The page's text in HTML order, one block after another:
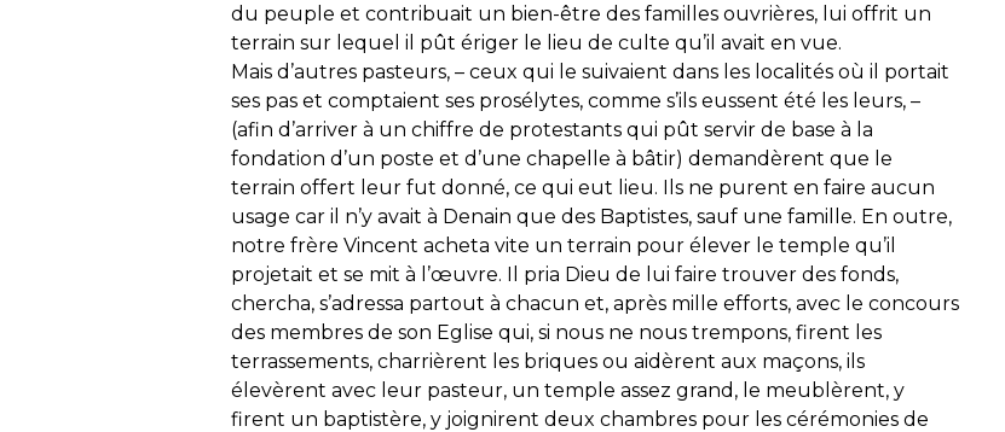
du peuple et contribuait un bien-être des familles ouvrières, lui offrit un
terrain sur lequel il pût ériger le lieu de culte qu’il avait en vue.
Mais d’autres pasteurs, – ceux qui le suivaient dans les localités où il portait
ses pas et comptaient ses prosélytes, comme s’ils eussent été les leurs, –
(afin d’arriver à un chiffre de protestants qui pût servir de base à la
fondation d’un poste et d’une chapelle à bâtir) demandèrent que le
terrain offert leur fut donné, ce qui eut lieu. Ils ne purent en faire aucun
usage car il n’y avait à Denain que des Baptistes, sauf une famille. En outre,
notre frère Vincent acheta vite un terrain pour élever le temple qu’il
projetait et se mit à l’œuvre. Il pria Dieu de lui faire trouver des fonds,
chercha, s’adressa partout à chacun et, après mille efforts, avec le concours
des membres de son Eglise qui, si nous ne nous trempons, firent les
terrassements, charrièrent les briques ou aidèrent aux maçons, ils
élevèrent avec leur pasteur, un temple assez grand, le meublèrent, y
firent un baptistère, y joignirent deux chambres pour les cérémonies de